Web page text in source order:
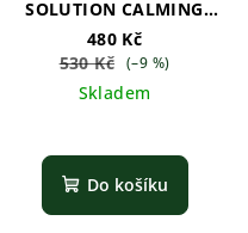
SOLUTION CALMING
CLEANSING WATER
480 Kč
530 Kč (–9 %)
Skladem
Do košíku